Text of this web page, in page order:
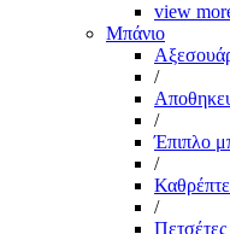
view
Μπάνιο
/
/
Έπιπλο
/
/